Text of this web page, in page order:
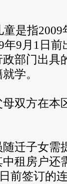
是指2009
9月1日
部门出具
学。
方在本
子女需
租房户还
前签订的